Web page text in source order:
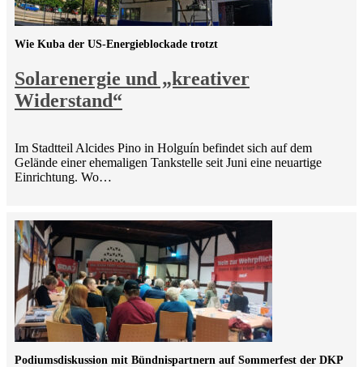
Solarenergie und „kreativer
Widerstand“
Wie Kuba der US-Energieblockade trotzt
Im Stadtteil Alcides Pino in Holguín befindet sich auf dem
Gelände einer ehemaligen Tankstelle seit Juni eine neuartige
Einrichtung. Wo…
Podiumsdiskussion mit Bündnispartnern auf Sommerfest der DKP